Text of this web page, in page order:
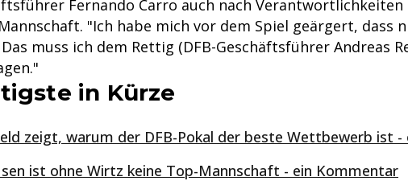
Fernando Carro auch nach
"Ich habe mich vor dem Spiel geärgert, dass
muss ich dem Rettig (DFB-Geschäftsführer Andreas
in Kürze
zeigt, warum der DFB-Pokal der beste Wettbewerb ist
ist ohne Wirtz keine Top-Mannschaft - ein Kommentar